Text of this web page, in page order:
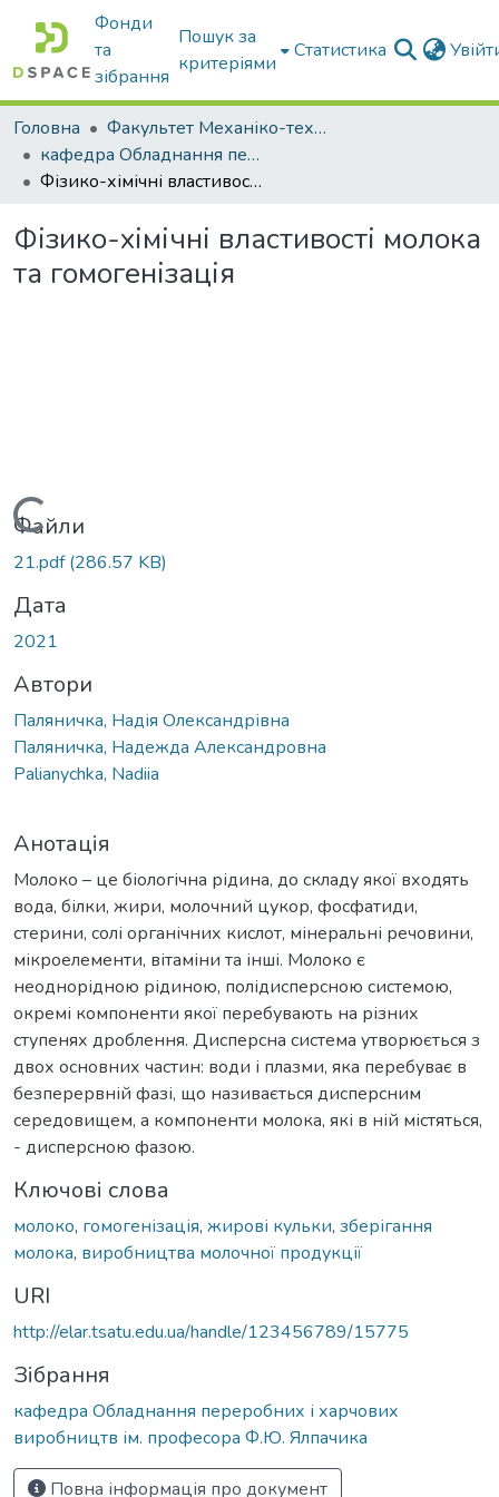
Фонди
та
зібрання
Пошук за
критеріями
Статистика
Головна
Факультет Механіко-технологічний
кафедра Обладнання переробних і харчових виробництв ім. професора Ф.Ю. Ялпачика
Фізико-хімічні властивості молока та гомогенізація
Фізико-хімічні властивості молока
та гомогенізація
Вантажиться...
Файли
21.pdf(286.57 KB)
Дата
2021
Автори
Паляничка, Надія Олександрівна
Паляничка, Надежда Александровна
Palianychka, Nadiia
Анотація
Молоко – це біологічна рідина, до складу якої входять
вода, білки, жири, молочний цукор, фосфатиди,
стерини, солі органічних кислот, мінеральні речовини,
мікроелементи, вітаміни та інші. Молоко є
неоднорідною рідиною, полідисперсною системою,
окремі компоненти якої перебувають на різних
ступенях дроблення. Дисперсна система утворюється з
двох основних частин: води і плазми, яка перебуває в
безперервній фазі, що називається дисперсним
середовищем, а компоненти молока, які в ній містяться,
- дисперсною фазою.
Ключові слова
молоко, гомогенізація, жирові кульки, зберігання
молока, виробництва молочної продукції
URI
http://elar.tsatu.edu.ua/handle/123456789/15775
Зібрання
кафедра Обладнання переробних і харчових
виробництв ім. професора Ф.Ю. Ялпачика
Повна інформація про документ